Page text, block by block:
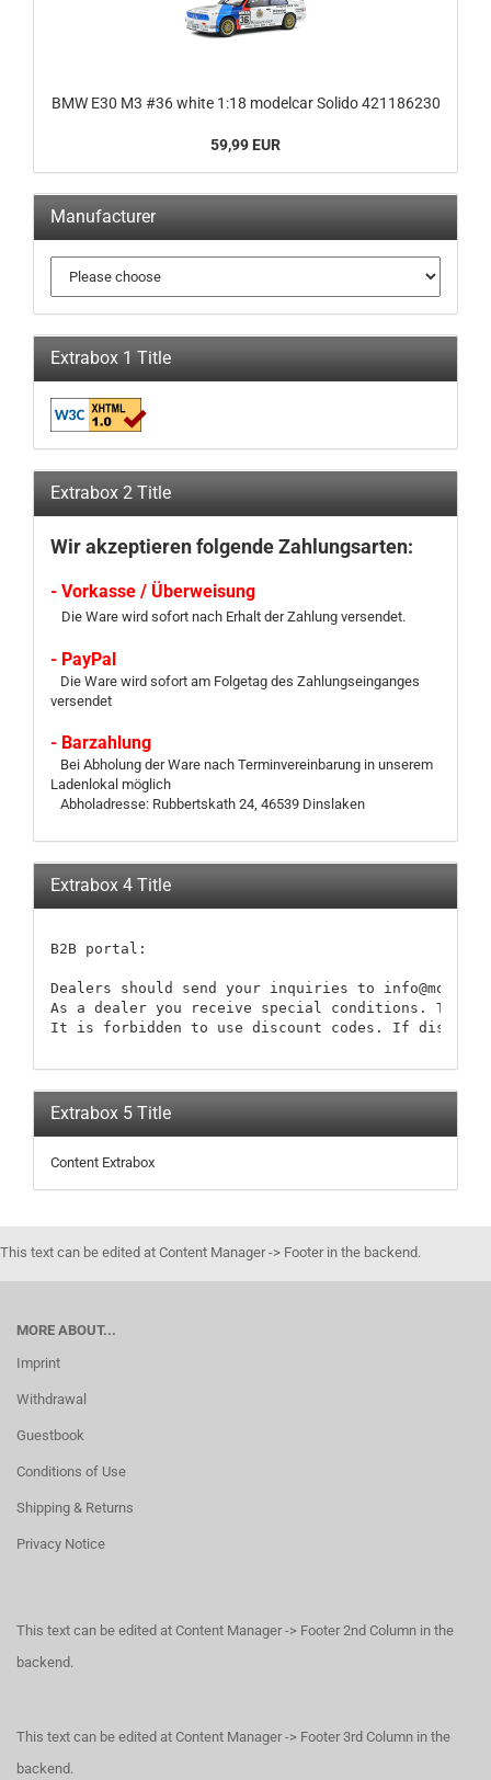
BMW E30 M3 #36 white 1:18 modelcar Solido 421186230
59,99 EUR
Manufacturer
Extrabox 1 Title
Extrabox 2 Title
Wir akzeptieren folgende Zahlungsarten:
- Vorkasse / Überweisung
Die Ware wird sofort nach Erhalt der Zahlung versendet.
- PayPal
Die Ware wird sofort am Folgetag des Zahlungseinganges
versendet
- Barzahlung
Bei Abholung der Ware nach Terminvereinbarung in unserem
Ladenlokal möglich
Abholadresse: Rubbertskath 24, 46539 Dinslaken
Extrabox 4 Title
B2B portal:
Dealers should send your inquiries to
As a dealer you receive special conditions.
It is forbidden to use discount codes. If discount
Extrabox 5 Title
Content Extrabox
This text can be edited at Content Manager -> Footer in the backend.
MORE ABOUT...
Imprint
Withdrawal
Guestbook
Conditions of Use
Shipping & Returns
Privacy Notice
This text can be edited at Content Manager -> Footer 2nd Column in the
backend.
This text can be edited at Content Manager -> Footer 3rd Column in the
backend.